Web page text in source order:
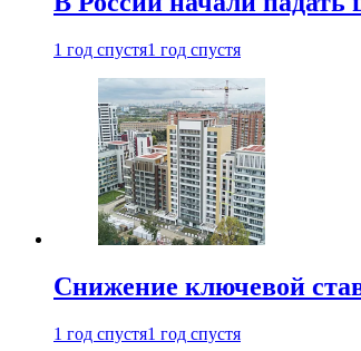
1 год спустя1 год спустя
Снижение ключевой
1 год спустя1 год спустя